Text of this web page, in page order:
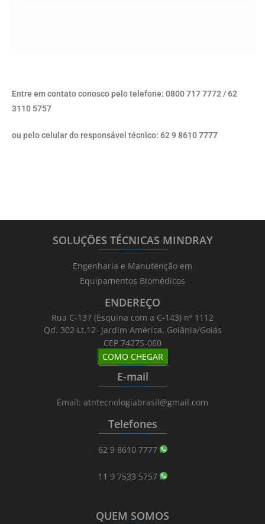
Entre em contato conosco pelo telefone: 0800 717 7772 / 62
3110 5757
ou pelo celular do responsável técnico: 62 9 8610 7777
SOLUÇÕES TÉCNICAS MINDRAY
_______________________
Engenharia e Manutenção em
Equipamentos Biomédicos
ENDEREÇO
Rua C-137 (Esquina com a C-143) nº 1112
Qd. 302 Lt.12- Jardim América, Goiânia/Goiás
CEP 74275-060
COMO CHEGAR
_______________________
E-mail
_______________________
Email: atntecnologiabrasil@gmail.com
Telefones
_______________________
62 9 8610 7777
11 9 7533 5757
QUEM SOMOS
_______________________